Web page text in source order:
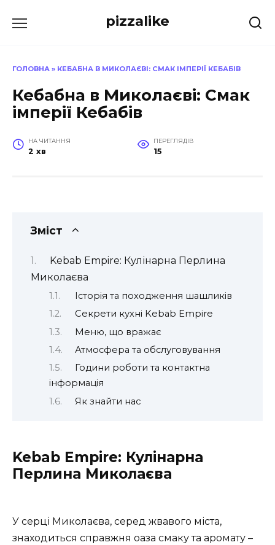
до
pizzalike
ГОЛОВНА » КЕБАБНА В МИКОЛАЄВІ: СМАК ІМПЕРІЇ КЕБАБІВ
Кебабна в Миколаєві: Смак
імперії Кебабів
НА ЧИТАННЯ
2 хв
ПЕРЕГЛЯДІВ
15
Зміст
Kebab Empire: Кулінарна Перлина
Миколаєва
Історія та походження шашликів
Секрети кухні Kebab Empire
Меню, що вражає
Атмосфера та обслуговування
Години роботи та контактна
інформація
Як знайти нас
Kebab Empire: Кулінарна
Перлина Миколаєва
У серці Миколаєва, серед жвавого міста,
знаходиться справжня оаза смаку та аромату –